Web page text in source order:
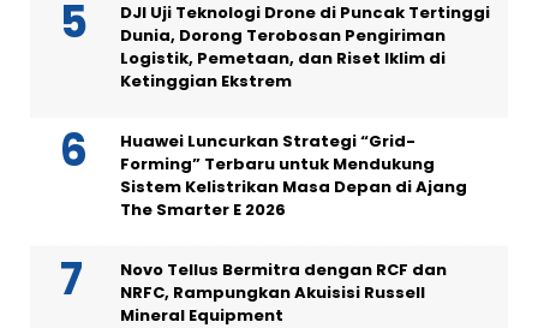
DJI Uji Teknologi Drone di Puncak Tertinggi
Dunia, Dorong Terobosan Pengiriman
Logistik, Pemetaan, dan Riset Iklim di
Ketinggian Ekstrem
Huawei Luncurkan Strategi “Grid-
Forming” Terbaru untuk Mendukung
Sistem Kelistrikan Masa Depan di Ajang
The Smarter E 2026
Novo Tellus Bermitra dengan RCF dan
NRFC, Rampungkan Akuisisi Russell
Mineral Equipment